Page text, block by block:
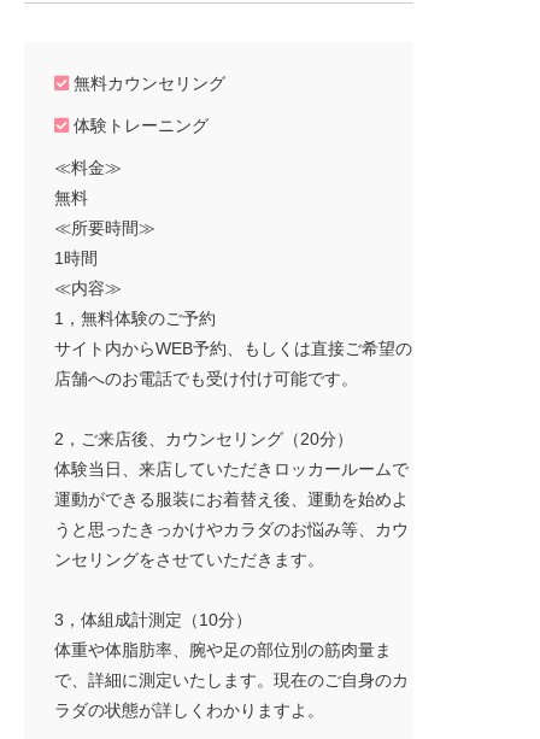
無料カウンセリング
体験トレーニング
≪料金≫
無料
≪所要時間≫
1時間
≪内容≫
1，無料体験のご予約
サイト内からWEB予約、もしくは直接ご希望の
店舗へのお電話でも受け付け可能です。
2，ご来店後、カウンセリング（20分）
体験当日、来店していただきロッカールームで
運動ができる服装にお着替え後、運動を始めよ
うと思ったきっかけやカラダのお悩み等、カウ
ンセリングをさせていただきます。
3，体組成計測定（10分）
体重や体脂肪率、腕や足の部位別の筋肉量ま
で、詳細に測定いたします。現在のご自身のカ
ラダの状態が詳しくわかりますよ。